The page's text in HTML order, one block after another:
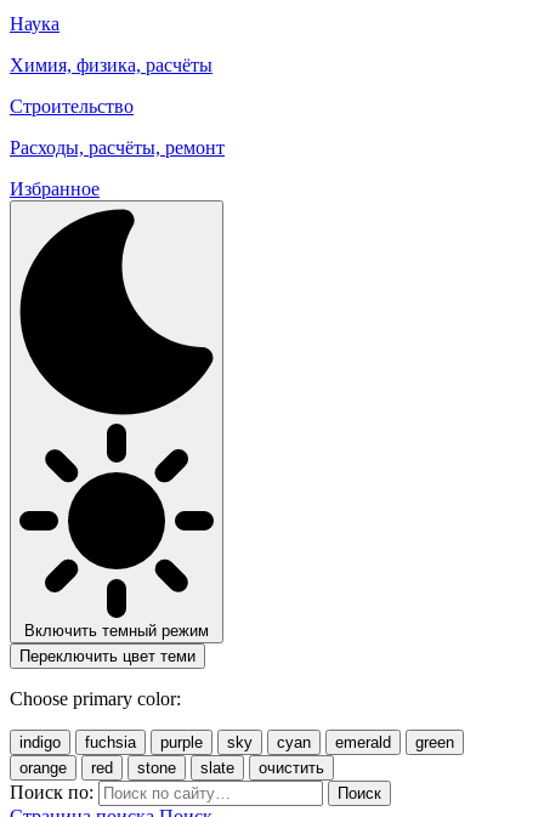
Наука
Химия, физика, расчёты
Строительство
Расходы, расчёты, ремонт
Избранное
Включить темный режим
Переключить цвет теми
Choose primary color:
indigo fuchsia purple sky cyan emerald
green
orange
red stone slate очистить
Поиск по: Поиск